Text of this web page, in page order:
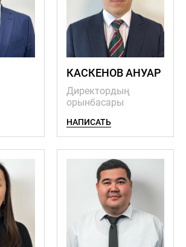
КАСКЕНОВ АНУАР
Директордың
орынбасары
НАПИСАТЬ